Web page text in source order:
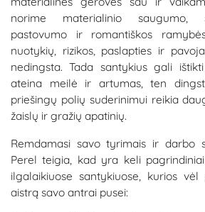
norime materialinio saugumo,
pastovumo ir romantiškos
nuotykių, rizikos, paslapties ir
nedingsta. Tada santykius gali
ateina meilė ir artumas, ten
priešingų polių suderinimui reikia
žaislų ir gražių apatinių.
Remdamasi savo tyrimais ir darbo
Perel teigia, kad yra keli
ilgalaikiuose santykiuose, kurios
aistrą savo antrai pusei: